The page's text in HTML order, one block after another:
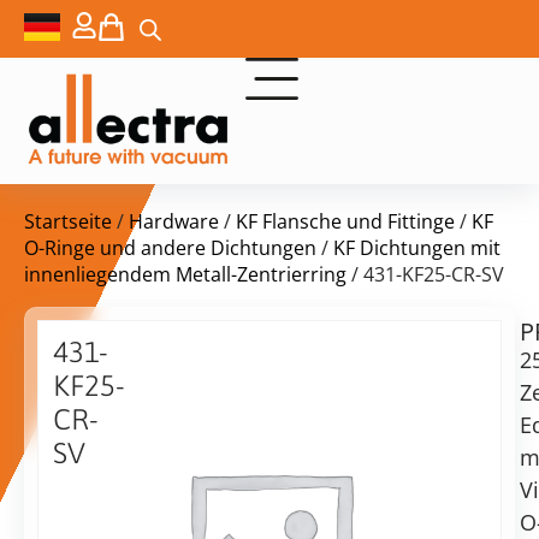
Startseite/ Hardware/ KF Flansche und Fittinge/ KF
O-Ringe und andere Dichtungen / KF Dichtungen mit
innenliegendem Metall-Zentrierring/ 431-KF25-CR-SV
431-
KF25-
CR-
SV
$